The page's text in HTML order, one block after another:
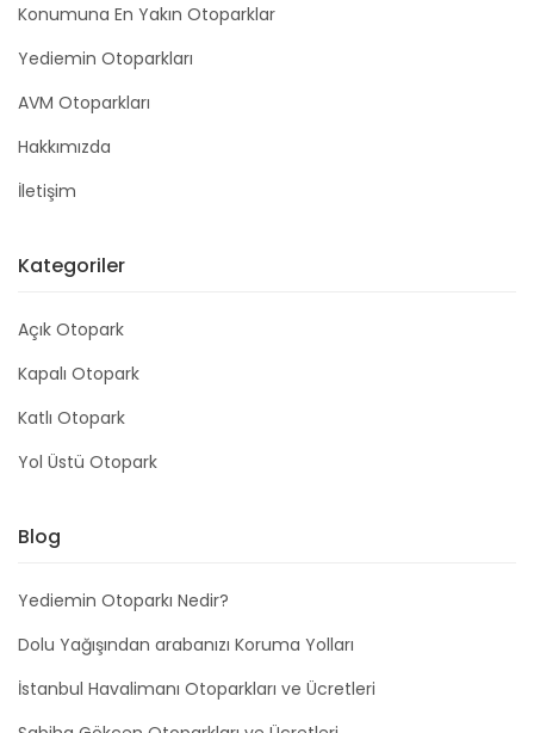
Konumuna En Yakın Otoparklar
Yediemin Otoparkları
AVM Otoparkları
Hakkımızda
İletişim
Kategoriler
Açık Otopark
Kapalı Otopark
Katlı Otopark
Yol Üstü Otopark
Blog
Yediemin Otoparkı Nedir?
Dolu Yağışından arabanızı Koruma Yolları
İstanbul Havalimanı Otoparkları ve Ücretleri